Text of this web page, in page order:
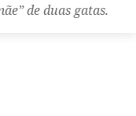
de duas gatas.